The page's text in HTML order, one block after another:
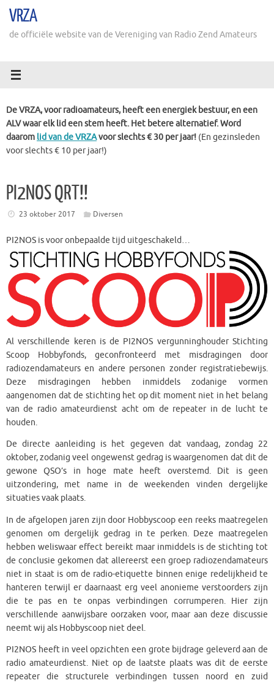
naarVRZA
de officiële website van de Vereniging van Radio Zend Amateurs
De VRZA, voor radioamateurs, heeft een energiek bestuur, en een
ALV waar elk lid een stem heeft. Het betere alternatief. Word
daarom lid van de VRZAvoor slechts € 30 per jaar! (En gezinsleden
voor slechts € 10 per jaar!)
PI2NOS QRT!!
23 oktober 2017 Diversen
PI2NOS is voor onbepaalde tijd uitgeschakeld…
Al verschillende keren is de PI2NOS vergunninghouder Stichting
Scoop Hobbyfonds, geconfronteerd met misdragingen door
radiozendamateurs en andere personen zonder registratiebewijs.
Deze misdragingen hebben inmiddels zodanige vormen
aangenomen dat de stichting het op dit moment niet in het belang
van de radio amateurdienst acht om de repeater in de lucht te
houden.
De directe aanleiding is het gegeven dat vandaag, zondag 22
oktober, zodanig veel ongewenst gedrag is waargenomen dat dit de
gewone QSO’s in hoge mate heeft overstemd. Dit is geen
uitzondering, met name in de weekenden vinden dergelijke
situaties vaak plaats.
In de afgelopen jaren zijn door Hobbyscoop een reeks maatregelen
genomen om dergelijk gedrag in te perken. Deze maatregelen
hebben weliswaar effect bereikt maar inmiddels is de stichting tot
de conclusie gekomen dat allereerst een groep radiozendamateurs
niet in staat is om de radio-etiquette binnen enige redelijkheid te
hanteren terwijl er daarnaast erg veel anonieme verstoorders zijn
die te pas en te onpas verbindingen corrumperen. Hier zijn
verschillende aanwijsbare oorzaken voor, maar aan deze discussie
neemt wij als Hobbyscoop niet deel.
PI2NOS heeft in veel opzichten een grote bijdrage geleverd aan de
radio amateurdienst. Niet op de laatste plaats was dit de eerste
repeater die structurele verbindingen tussen noord en zuid